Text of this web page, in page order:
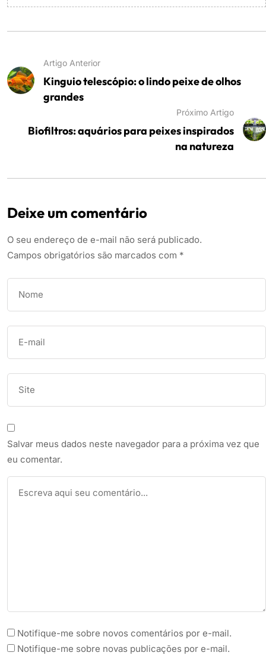
Artigo Anterior
Kinguio telescópio: o lindo peixe de olhos
grandes
Próximo Artigo
Biofiltros: aquários para peixes inspirados
na natureza
Deixe um comentário
O seu endereço de e-mail não será publicado.
Campos obrigatórios são marcados com *
Salvar meus dados neste navegador para a próxima vez que
eu comentar.
Notifique-me sobre novos comentários por e-mail.
Notifique-me sobre novas publicações por e-mail.